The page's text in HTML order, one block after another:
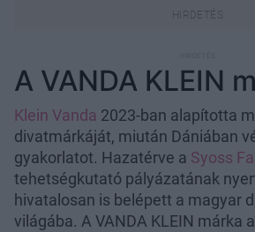
A VANDA KLEIN
Klein Vanda 2023-ban alapította
divatmárkáját, miután Dániában
gyakorlatot. Hazatérve a Syoss
tehetségkutató pályázatának
hivatalosan is belépett a magyar
világába. A VANDA KLEIN márka